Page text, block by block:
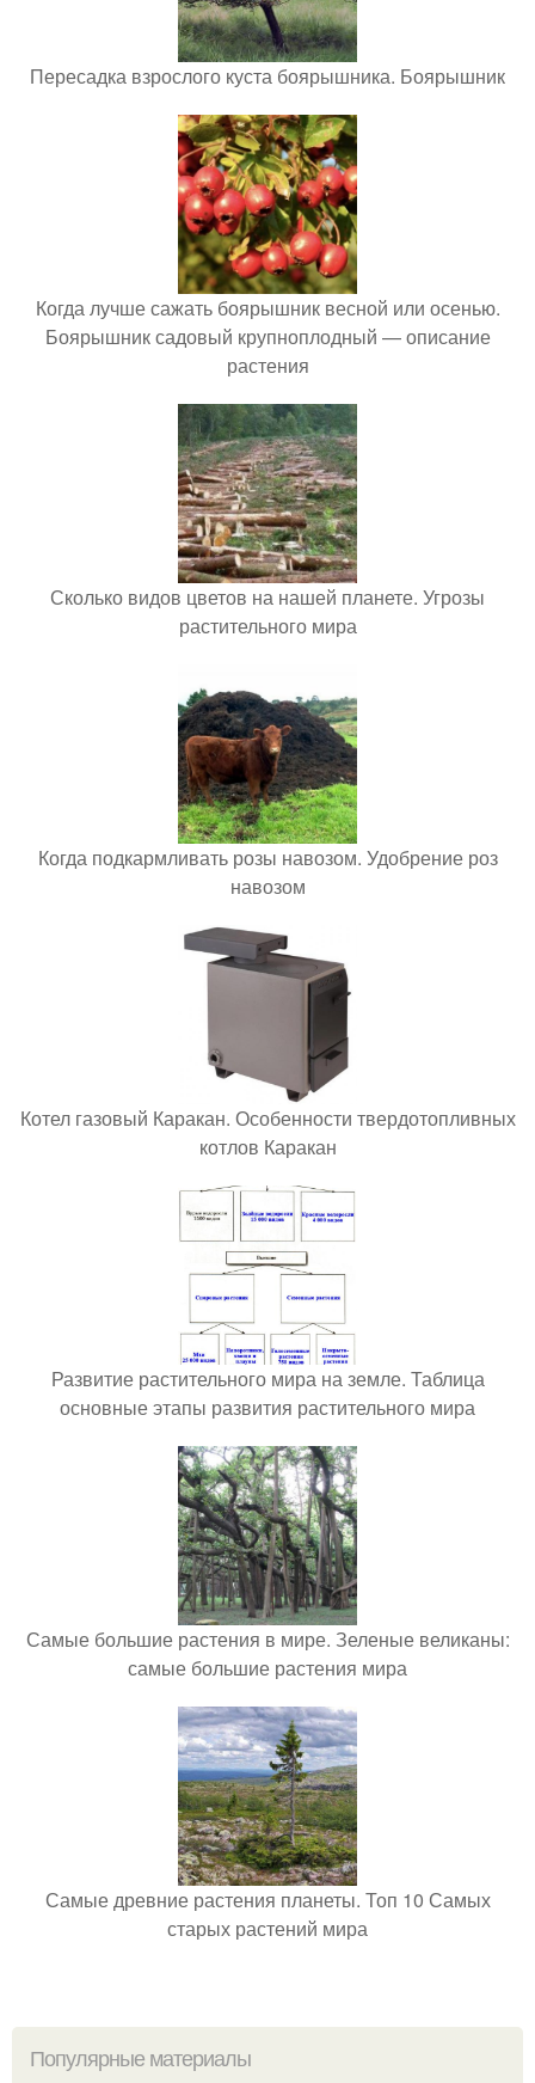
Пересадка взрослого куста боярышника. Боярышник
Когда лучше сажать боярышник весной или осенью.
Боярышник садовый крупноплодный — описание
растения
Сколько видов цветов на нашей планете. Угрозы
растительного мира
Когда подкармливать розы навозом. Удобрение роз
навозом
Котел газовый Каракан. Особенности твердотопливных
котлов Каракан
Развитие растительного мира на земле. Таблица
основные этапы развития растительного мира
Самые большие растения в мире. Зеленые великаны:
самые большие растения мира
Самые древние растения планеты. Топ 10 Самых
старых растений мира
Популярные материалы